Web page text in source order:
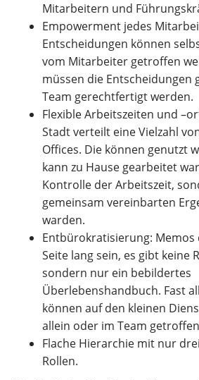
Mitarbeitern und
Empowerment jedes
Entscheidungen können
vom Mitarbeiter getroffen
müssen die Entscheidungen
Team gerechtfertigt werden.
Flexible Arbeitszeiten und
Stadt verteilt eine Vielzahl
Offices. Die können genutzt
kann zu Hause gearbeitet
Kontrolle der Arbeitszeit,
gemeinsam vereinbarten
warden.
Entbürokratisierung:
Seite lang sein, es gibt keine
sondern nur ein bebildertes
Überlebenshandbuch. Fast
können auf den kleinen
allein oder im Team
Flache Hierarchie mit nur
Rollen.